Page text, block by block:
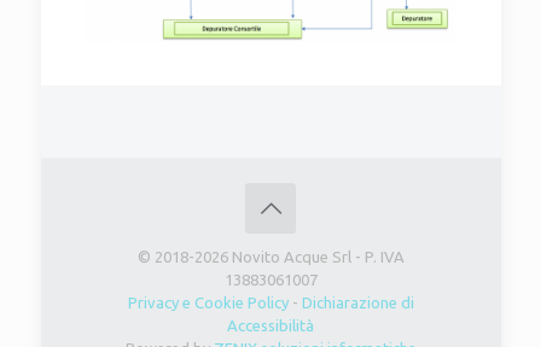
© 2018-2026 Novito Acque Srl - P. IVA
13883061007
Privacy e Cookie Policy- Dichiarazione di
Accessibilità